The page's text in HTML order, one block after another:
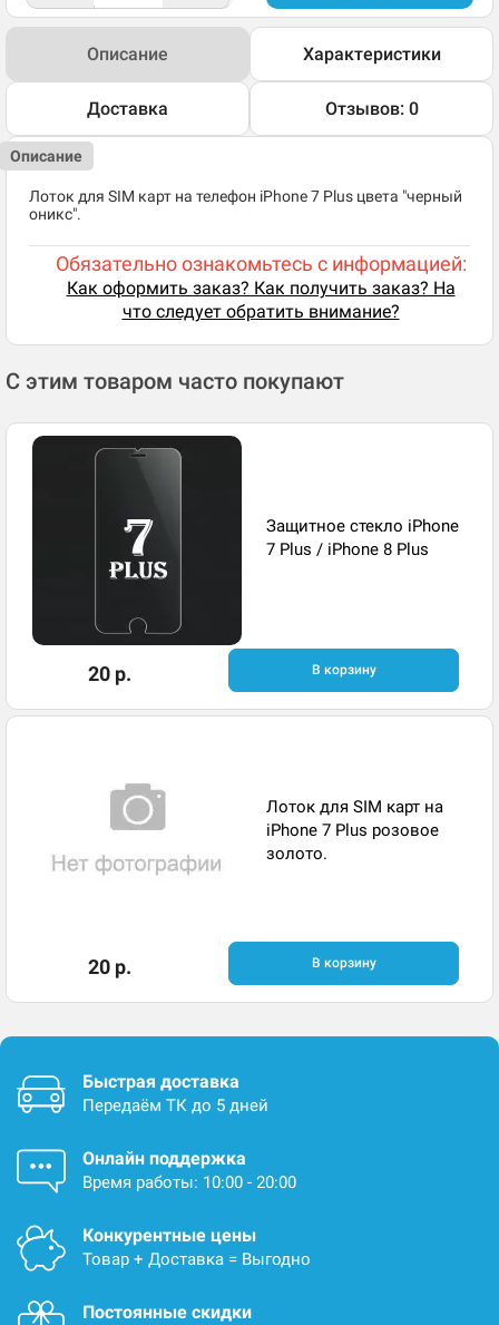
Описание Характеристики
Доставка Отзывов: 0
Описание
Лоток для SIM карт на телефон iPhone 7 Plus цвета "черный
оникс".
Обязательно ознакомьтесь с информацией:
Как оформить заказ? Как получить заказ? На
что следует обратить внимание?
С этим товаром часто покупают
Защитное стекло iPhone
7 Plus / iPhone 8 Plus
20 р. В корзину
Лоток для SIM карт на
iPhone 7 Plus розовое
золото.
20 р. В корзину
Быстрая доставка
Передаём ТК до 5 дней
Онлайн поддержка
Время работы: 10:00 - 20:00
Конкурентные цены
Товар + Доставка = Выгодно
Постоянные скидки